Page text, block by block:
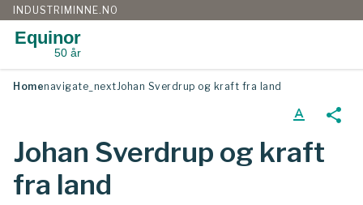
INDUSTRIMINNE.NO
Equinor
50 år
Homenavigate_nextJohan Sverdrup og kraft fra land
Johan Sverdrup og kraft
fra land
text_format share